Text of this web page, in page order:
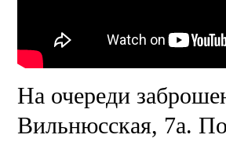
На очереди
Вильнюсская, 7а.